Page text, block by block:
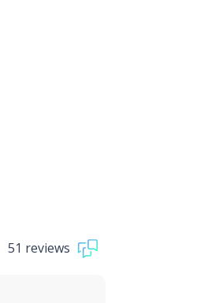
51 reviews